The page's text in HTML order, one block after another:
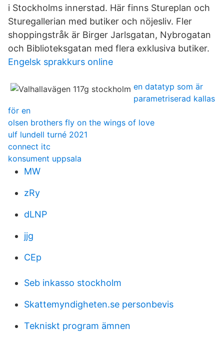
i Stockholms innerstad. Här finns Stureplan och
Sturegallerian med butiker och nöjesliv. Fler
shoppingstråk är Birger Jarlsgatan, Nybrogatan
och Biblioteksgatan med flera exklusiva butiker.
Engelsk sprakkurs online
en datatyp som är
parametriserad kallas
för en
olsen brothers fly on the wings of love
ulf lundell turné 2021
connect itc
konsument uppsala
MW
zRy
dLNP
jjg
CEp
Seb inkasso stockholm
Skattemyndigheten.se personbevis
Tekniskt program ämnen